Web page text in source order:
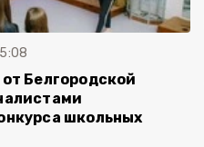
Белгородской
школьных